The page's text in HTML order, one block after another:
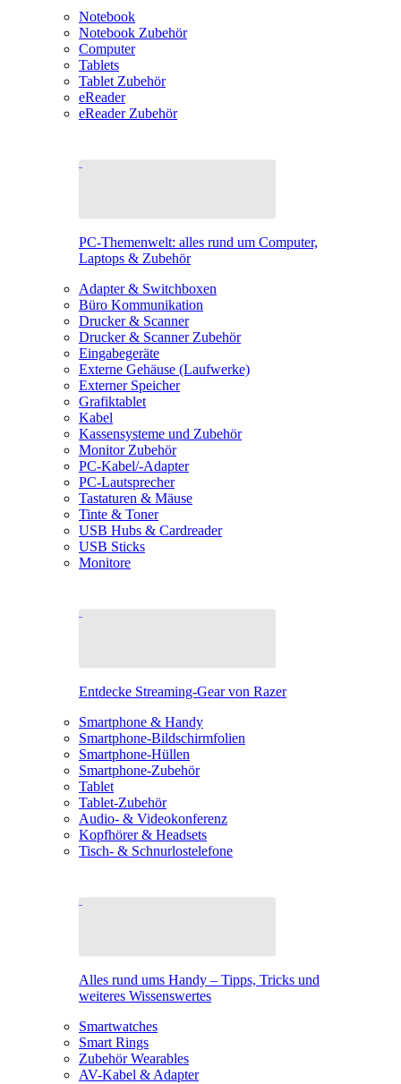
Notebook
Notebook Zubehör
Computer
Tablets
Tablet Zubehör
eReader
eReader Zubehör
PC-Themenwelt: alles rund um Computer,
Laptops & Zubehör
Adapter & Switchboxen
Büro Kommunikation
Drucker & Scanner
Drucker & Scanner Zubehör
Eingabegeräte
Externe Gehäuse (Laufwerke)
Externer Speicher
Grafiktablet
Kabel
Kassensysteme und Zubehör
Monitor Zubehör
PC-Kabel/-Adapter
PC-Lautsprecher
Tastaturen & Mäuse
Tinte & Toner
USB Hubs & Cardreader
USB Sticks
Monitore
Entdecke Streaming-Gear von Razer
Smartphone & Handy
Smartphone-Bildschirmfolien
Smartphone-Hüllen
Smartphone-Zubehör
Tablet
Tablet-Zubehör
Audio- & Videokonferenz
Kopfhörer & Headsets
Tisch- & Schnurlostelefone
Alles rund ums Handy – Tipps, Tricks und
weiteres Wissenswertes
Smartwatches
Smart Rings
Zubehör Wearables
AV-Kabel & Adapter